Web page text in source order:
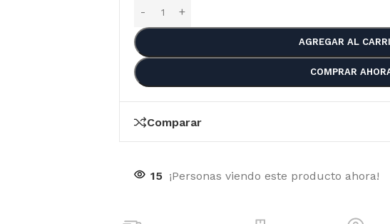
AGREGAR AL
COMPRAR
Comparar
15 ¡Personas viendo este producto ahora!